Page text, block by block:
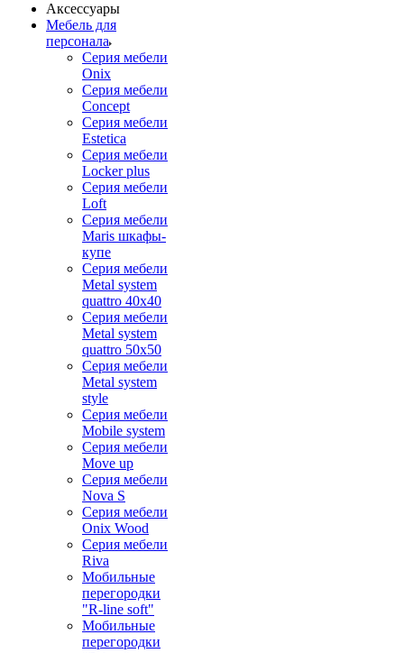
Аксессуары
Мебель для
персонала
Серия мебели
Onix
Серия мебели
Concept
Серия мебели
Estetica
Серия мебели
Locker plus
Серия мебели
Loft
Серия мебели
Maris шкафы-
купе
Серия мебели
Metal system
quattro 40x40
Серия мебели
Metal system
quattro 50x50
Серия мебели
Metal system
style
Серия мебели
Mobile system
Серия мебели
Move up
Серия мебели
Nova S
Серия мебели
Onix Wood
Серия мебели
Riva
Мобильные
перегородки
"R-line soft"
Мобильные
перегородки